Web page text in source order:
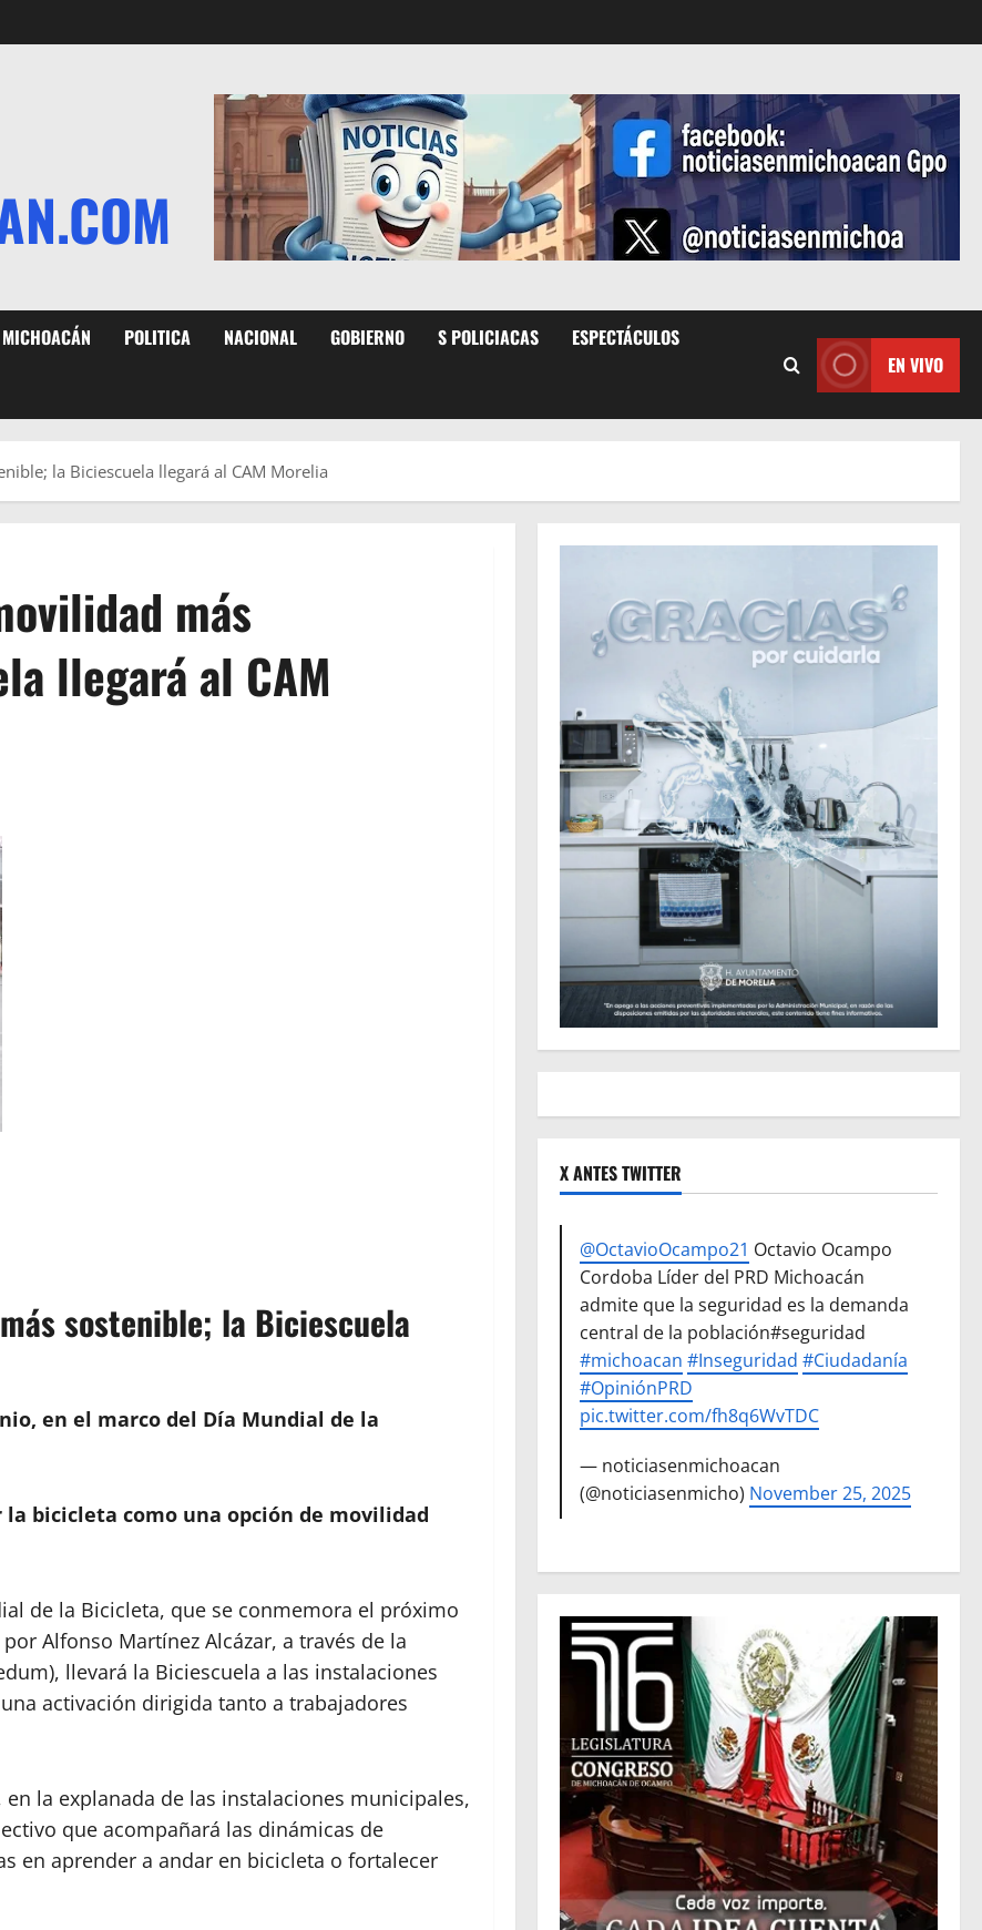
MICHOACÁN POLITICA NACIONAL GOBIERNO S POLICIACAS ESPECTÁCULOS
EN VIVO
la Biciescuela llegará al CAM Morelia
más
llegará al CAM
sostenible; la Biciescuela
en el marco del Día Mundial de la
la bicicleta como una opción de movilidad
de la Bicicleta, que se conmemora el próximo
Alfonso Martínez Alcázar, a través de la
llevará la Biciescuela a las instalaciones
activación dirigida tanto a trabajadores
la explanada de las instalaciones municipales,
que acompañará las dinámicas de
en aprender a andar en bicicleta o fortalecer
X ANTES TWITTER
@OctavioOcampo21 Octavio Ocampo
Cordoba Líder del PRD Michoacán
admite que la seguridad es la demanda
central de la población#seguridad
#michoacan #Inseguridad #Ciudadanía
#OpiniónPRD
pic.twitter.com/fh8q6WvTDC
— noticiasenmichoacan
(@noticiasenmicho) November 25, 2025